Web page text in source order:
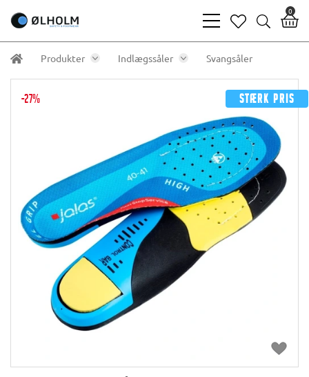
bars
light
heart
search
0
Produkter Indlægssåler Svangsåler
-27% Stærk pris